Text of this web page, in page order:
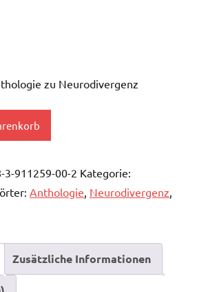
zu Neurodivergenz
3-911259-00-2 Kategorie:
Anthologie, Neurodivergenz,
Zusätzliche Informationen